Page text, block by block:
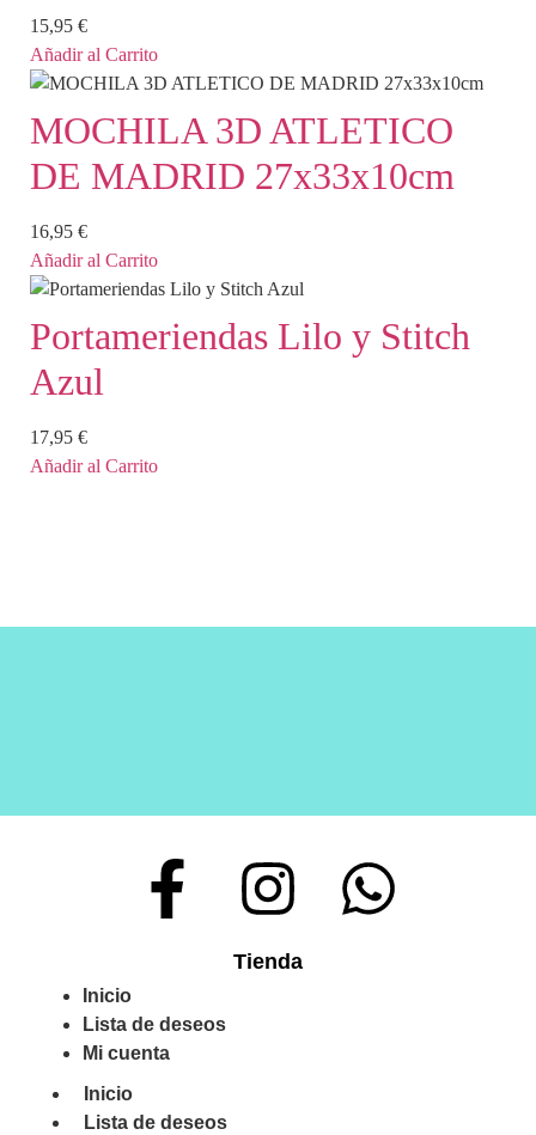
15,95 €
Añadir al Carrito
MOCHILA 3D ATLETICO
DE MADRID 27x33x10cm
16,95 €
Añadir al Carrito
Portameriendas Lilo y Stitch
Azul
17,95 €
Añadir al Carrito
Tienda
Inicio
Lista de deseos
Mi cuenta
Inicio
Lista de deseos